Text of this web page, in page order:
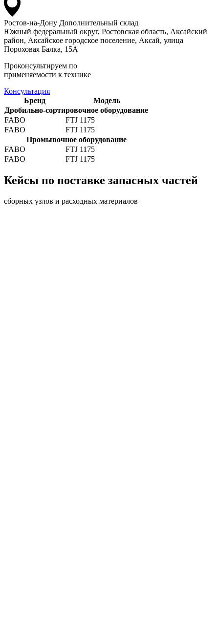
Ростов-на-Дону Дополнительный склад
Южный федеральный округ, Ростовская область, Аксайский
район, Аксайское городское поселение, Аксай, улица
Пороховая Балка, 15А
Проконсультируем по
применяемости к технике
Консультация
Бренд
Модель
Дробильно-сортировочное оборудование
FABO
FTJ 1175
FABO
FTJ 1175
Промывочное оборудование
FABO
FTJ 1175
FABO
FTJ 1175
Кейсы по поставке запасных частей
сборных узлов и расходных материалов